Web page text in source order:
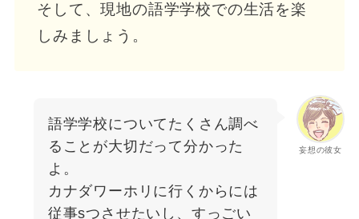
そして、現地の語学学校での生活を楽
しみましょう。
妄想の彼女
語学学校についてたくさん調べ
ることが大切だって分かった
よ。
カナダワーホリに行くからには
従事sつさせたいし、すっごい